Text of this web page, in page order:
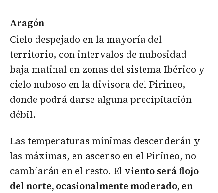
Aragón
Cielo despejado en la mayoría del
territorio, con intervalos de nubosidad
baja matinal en zonas del sistema Ibérico y
cielo nuboso en la divisora del Pirineo,
donde podrá darse alguna precipitación
débil.
Las temperaturas mínimas descenderán y
las máximas, en ascenso en el Pirineo, no
cambiarán en el resto. El viento será flojo
del norte, ocasionalmente moderado, en